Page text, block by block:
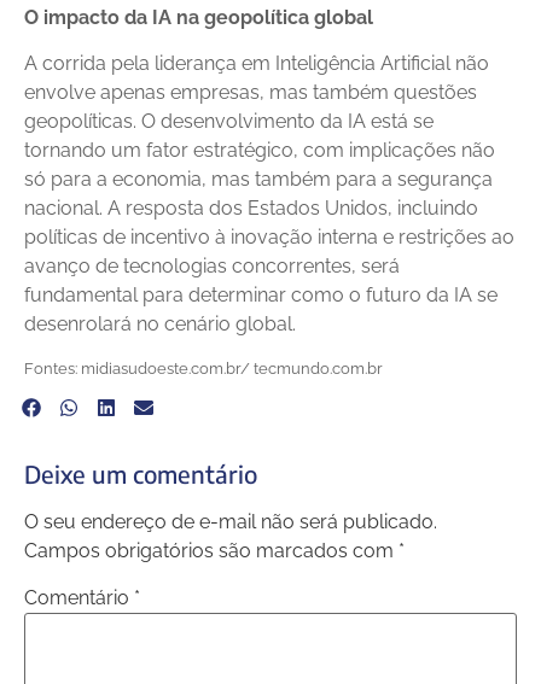
O impacto da IA na geopolítica global
A corrida pela liderança em Inteligência Artificial não
envolve apenas empresas, mas também questões
geopolíticas. O desenvolvimento da IA está se
tornando um fator estratégico, com implicações não
só para a economia, mas também para a segurança
nacional. A resposta dos Estados Unidos, incluindo
políticas de incentivo à inovação interna e restrições ao
avanço de tecnologias concorrentes, será
fundamental para determinar como o futuro da IA se
desenrolará no cenário global.
Fontes: midiasudoeste.com.br/ tecmundo.com.br
Deixe um comentário
O seu endereço de e-mail não será publicado.
Campos obrigatórios são marcados com *
Comentário *